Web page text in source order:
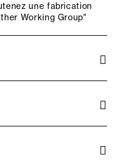
une fabrication
Working Group"